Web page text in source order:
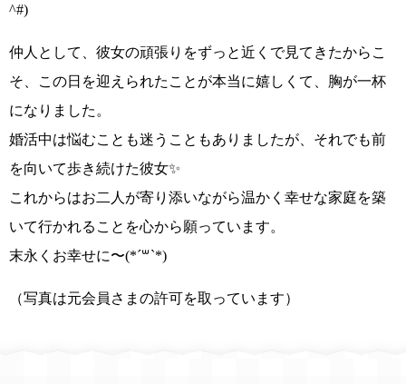
^#)
仲人として、彼女の頑張りをずっと近くで見てきたからこ
そ、この日を迎えられたことが本当に嬉しくて、胸が一杯
になりました。
婚活中は悩むことも迷うこともありましたが、それでも前
を向いて歩き続けた彼女✨
これからはお二人が寄り添いながら温かく幸せな家庭を築
いて行かれる ことを心から願っています。
末永くお幸せに〜(*´꒳`*)
（写真は元会員さまの許可を取っています）